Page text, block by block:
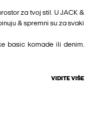
za tvoj stil. U JACK &
& spremni su za svaki
basic komade ili denim.
VIDITE VIŠE